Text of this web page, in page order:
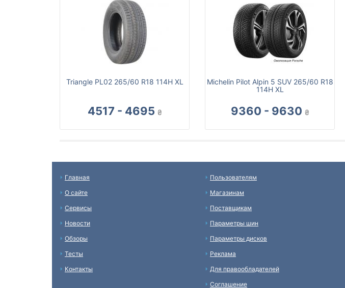
Triangle PL02 265/60 R18 114H XL
4517 - 4695 ₴
Michelin Pilot Alpin 5 SUV 265/60 R18
114H XL
9360 - 9630 ₴
Главная
О сайте
Сервисы
Новости
Обзоры
Тесты
Контакты
Пользователям
Магазинам
Поставщикам
Параметры шин
Параметры дисков
Реклама
Для правообладателей
Соглашение